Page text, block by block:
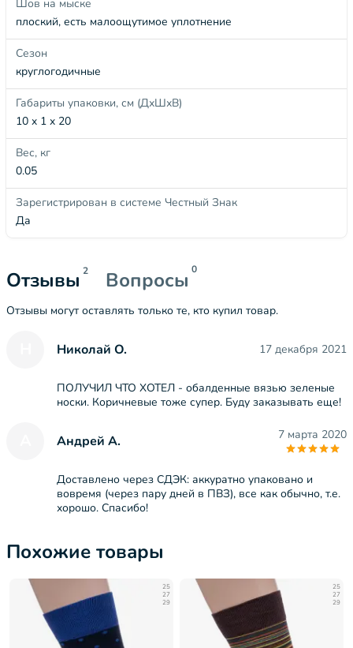
Шов на мыске
плоский, есть малоощутимое уплотнение
Сезон
круглогодичные
Габариты упаковки, см (ДхШхВ)
10 x 1 x 20
Вес, кг
0.05
Зарегистрирован в системе Честный Знак
Да
Отзывы 2 Вопросы 0
Отзывы могут оставлять только те, кто купил товар.
Николай О. 17 декабря 2021
ПОЛУЧИЛ ЧТО ХОТЕЛ - обалденные вязью зеленые
носки. Коричневые тоже супер. Буду заказывать еще!
Андрей А. 7 марта 2020
Доставлено через СДЭК: аккуратно упаковано и
вовремя (через пару дней в ПВЗ), все как обычно, т.е.
хорошо. Спасибо!
Похожие товары
25
27
29
25
27
29